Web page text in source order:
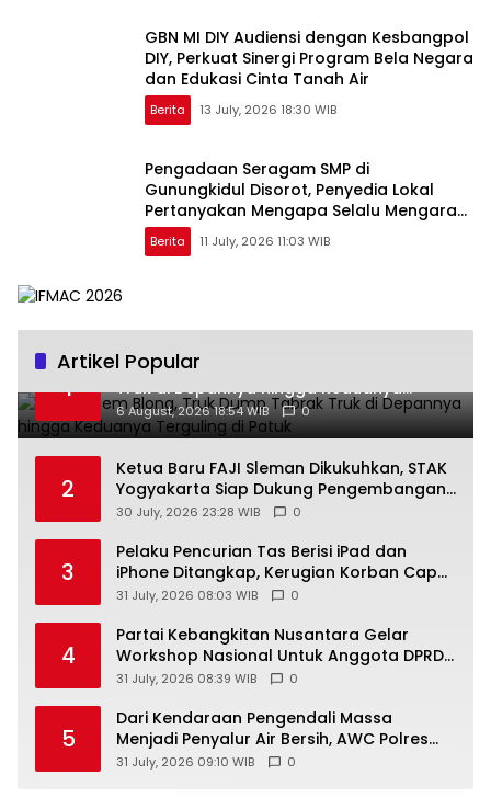
GBN MI DIY Audiensi dengan Kesbangpol
DIY, Perkuat Sinergi Program Bela Negara
dan Edukasi Cinta Tanah Air
Berita 13 July, 2026 18:30 WIB
Pengadaan Seragam SMP di
Gunungkidul Disorot, Penyedia Lokal
Pertanyakan Mengapa Selalu Mengarah
ke Vendor yang Sama
Berita 11 July, 2026 11:03 WIB
Artikel Popular
1
Diduga Rem Blong, Truk Dump Tabrak
Truk di Depannya hingga Keduanya
Terguling di Patuk
6 August, 2026 18:54 WIB 0
2
Ketua Baru FAJI Sleman Dikukuhkan, STAK
Yogyakarta Siap Dukung Pengembangan
Arung Jeram DIY
30 July, 2026 23:28 WIB 0
3
Pelaku Pencurian Tas Berisi iPad dan
iPhone Ditangkap, Kerugian Korban Capai
Rp25 Juta
31 July, 2026 08:03 WIB 0
4
Partai Kebangkitan Nusantara Gelar
Workshop Nasional Untuk Anggota DPRD
Kabupaten/Kota di Yogyakarta
31 July, 2026 08:39 WIB 0
5
Dari Kendaraan Pengendali Massa
Menjadi Penyalur Air Bersih, AWC Polres
Gunungkidul Bantu Warga Kekeringan
31 July, 2026 09:10 WIB 0